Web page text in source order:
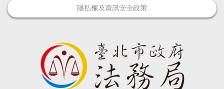
隱私權及資訊安全政策